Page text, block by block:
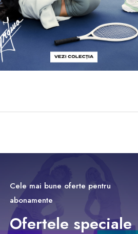
Cele mai bune oferte pentru
abonamente
Ofertele speciale